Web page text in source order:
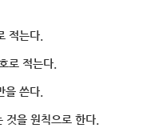
적는다.
로 적는다.
을 쓴다.
것을 원칙으로 한다.